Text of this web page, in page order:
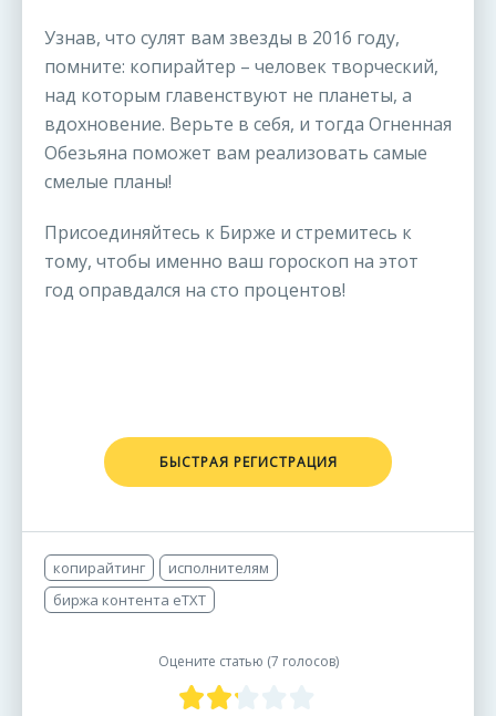
Узнав, что сулят вам звезды в 2016 году,
помните: копирайтер – человек творческий,
над которым главенствуют не планеты, а
вдохновение. Верьте в себя, и тогда Огненная
Обезьяна поможет вам реализовать самые
смелые планы!
Присоединяйтесь к Бирже и стремитесь к
тому, чтобы именно ваш гороскоп на этот
год оправдался на сто процентов!
БЫСТРАЯ РЕГИСТРАЦИЯ
копирайтинг
исполнителям
биржа контента eTXT
Оцените статью (7 голосов)